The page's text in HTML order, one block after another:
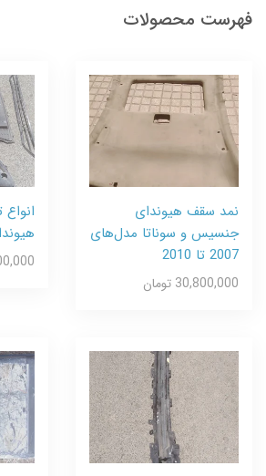
فهرست محصولات
نمد سقف هیوندای
جنسیس و سوناتا مدل‌های
2007 تا 2010
30,800,000 تومان